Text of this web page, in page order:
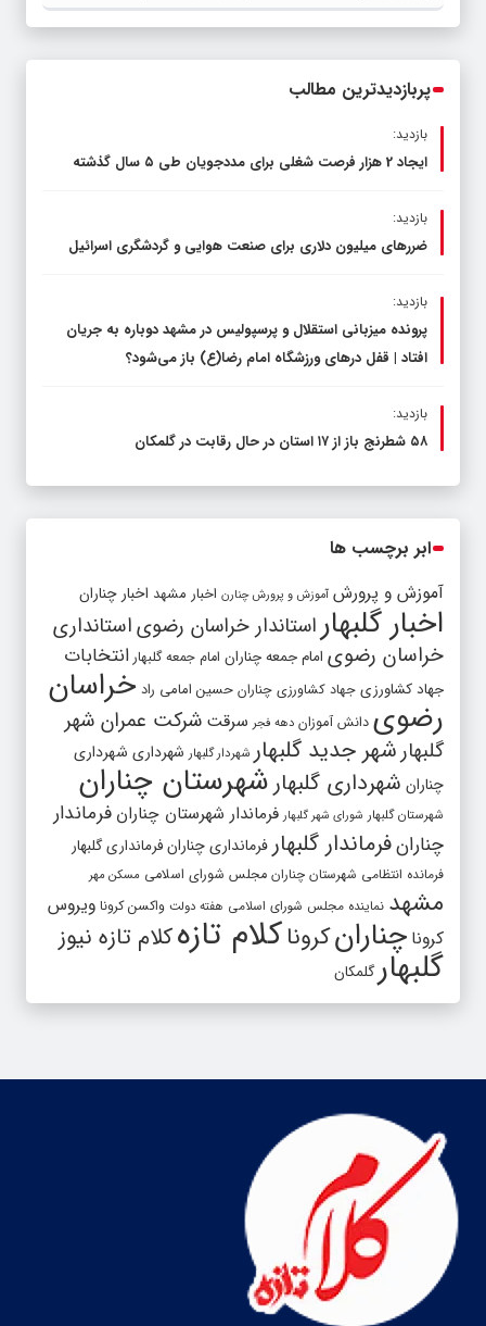
قاچاق سوخت و عوامل اصلی ناترازی را
پربازدیدترین مطالب
بازدید:
ایجاد 2 هزار فرصت شغلی برای مددجویان طی ۵ سال گذشته
بازدید:
ضررهای میلیون دلاری برای صنعت هوایی و گردشگری اسرائیل
بازدید:
پرونده میزبانی استقلال و پرسپولیس در مشهد دوباره به جریان
افتاد | قفل در‌های ورزشگاه امام رضا(ع) باز می‌شود؟
بازدید:
۵۸ شطرنج‌ باز از ۱۷ استان در حال رقابت در گلمکان
ابر برچسب ها
آموزش و پرورش آموزش و پرورش چنارن اخبار مشهد اخبار چناران
اخبار گلبهار استاندار خراسان رضویاستانداری
خراسان رضوی امام جمعه چناران امام جمعه گلبهار انتخابات
جهاد کشاورزی جهاد کشاورزی چناران حسین امامی راد خراسان
رضوی دانش آموزان دهه فجر سرقت شرکت عمران شهر
گلبهارشهر جدید گلبهار شهردار گلبهار شهرداری شهرداری
چناران شهرداری گلبهار شهرستان چناران
شهرستان گلبهار شورای شهر گلبهار فرماندار شهرستان چناران فرماندار
چنارانفرماندار گلبهار فرمانداری چنارانفرمانداری گلبهار
فرمانده انتظامی شهرستان چناران مجلس شورای اسلامی مسکن مهر
مشهد نماینده مجلس شورای اسلامی هفته دولت واکسن کرونا ویروس
کرونا چنارانکروناکلام تازهکلام تازه نیوز
گلبهارگلمکان